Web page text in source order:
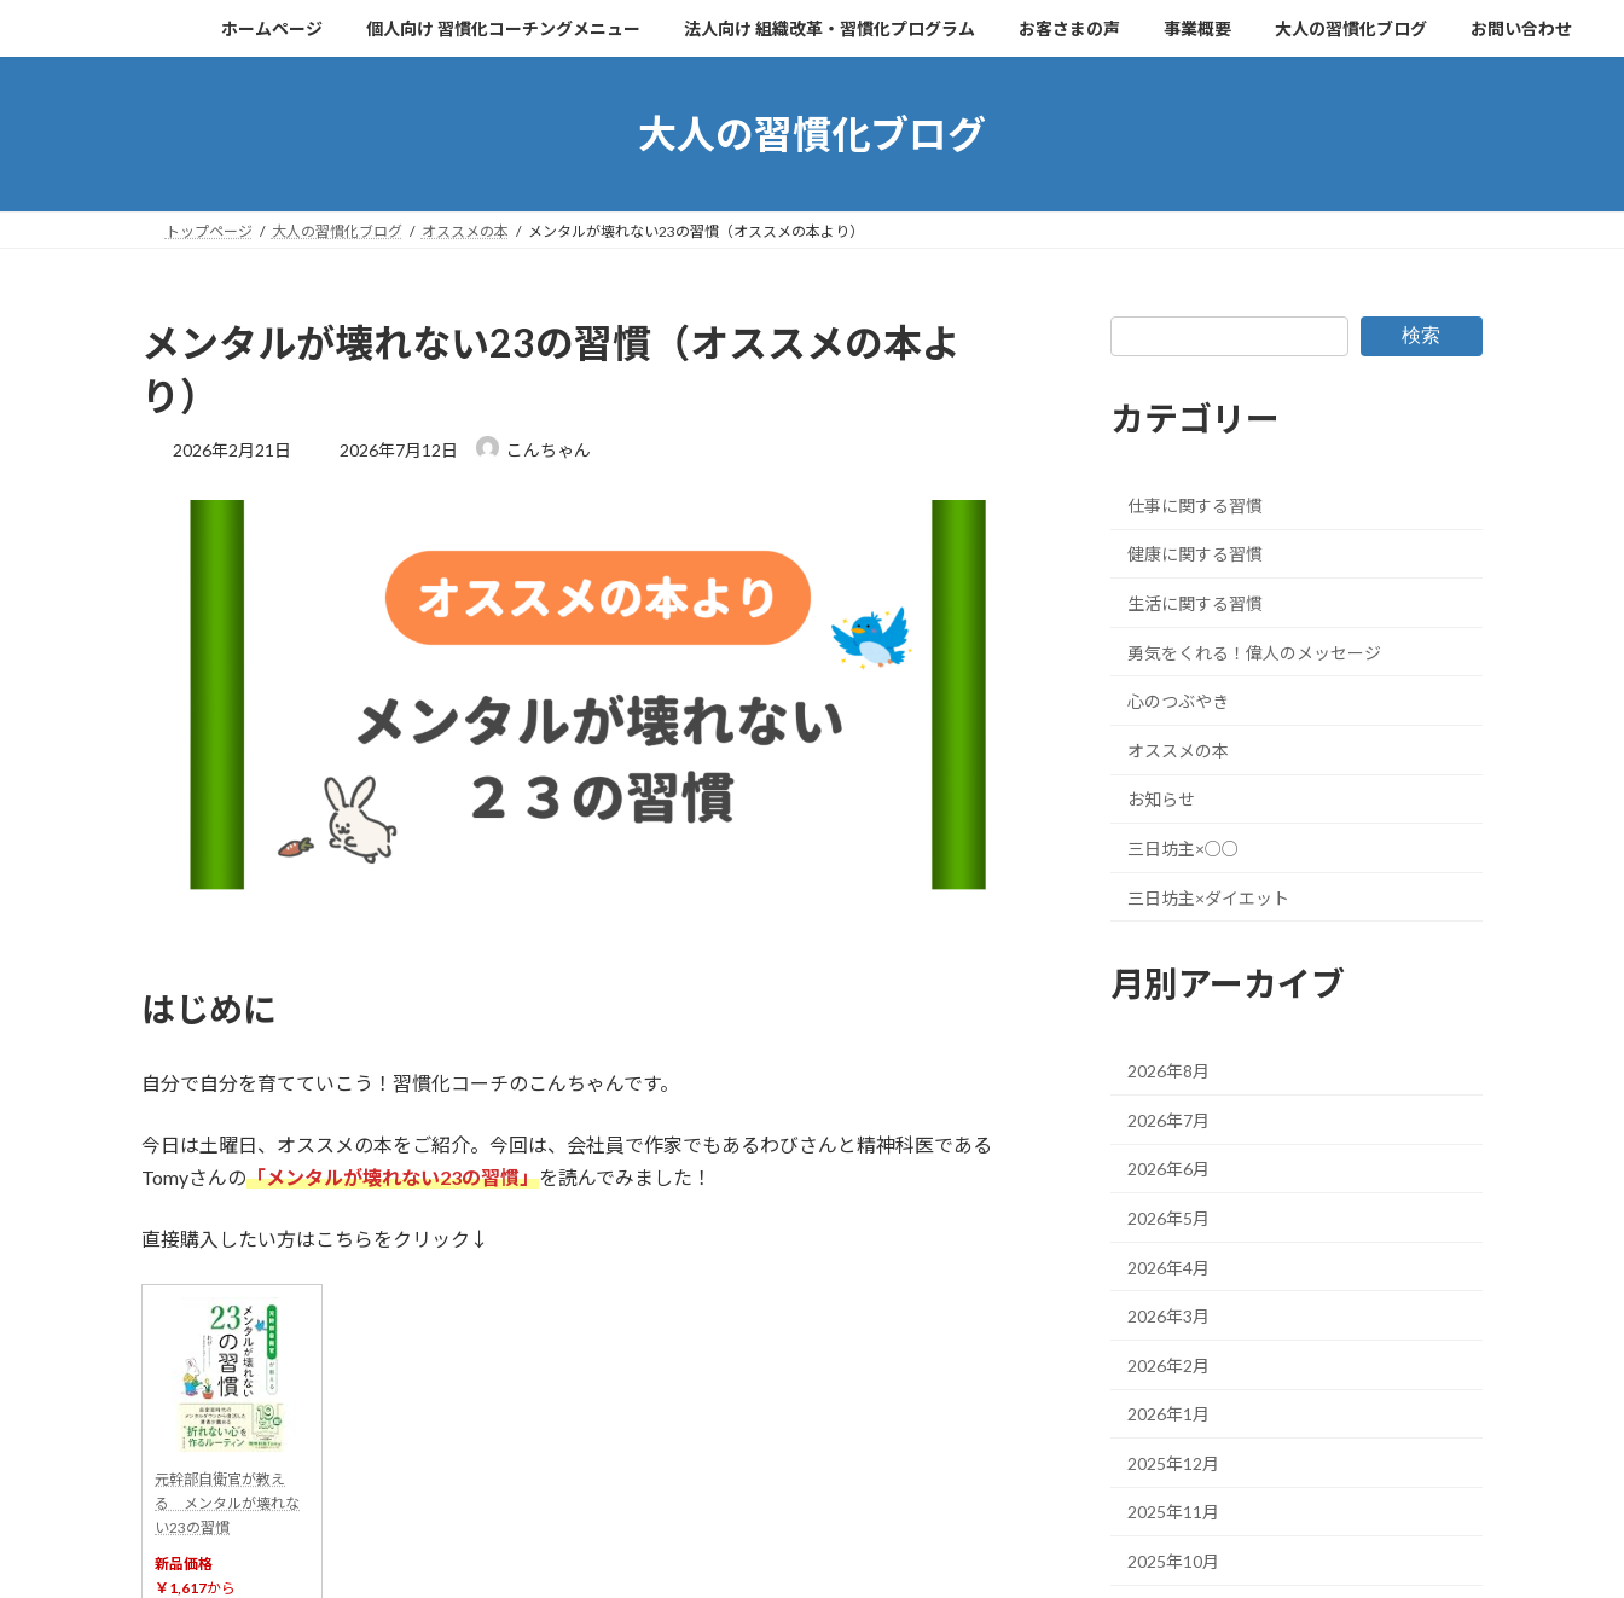
キ
に
ホームページ 個人向け 習慣化コーチングメニュー 法人向け 組織改革・習慣化プログラム お客さまの声 事業概要 大人の習慣化ブログ お問い合わせ
大人の習慣化ブログ
トップページ 大人の習慣化ブログ オススメの本 メンタルが壊れない23の習慣（オススメの本より）
メンタルが壊れない23の習慣（オススメの本よ
り）
2026年2月21日
最
2026年7月12日 こんちゃん
はじめに
自分で自分を育てていこう！習慣化コーチのこんちゃんです。
今日は土曜日、オススメの本をご紹介。今回は、会社員で作家でもあるわびさんと精神科医である
Tomyさんの「メンタルが壊れない23の習慣」を読んでみました！
直接購入したい方はこちらをクリック↓
元幹部自衛官が教え
る メンタルが壊れな
い23の習慣
新品価格
￥1,617から
検索
カテゴリー
仕事に関する習慣
健康に関する習慣
生活に関する習慣
勇気をくれる！偉人のメッセージ
心のつぶやき
オススメの本
お知らせ
三日坊主×○○
三日坊主×ダイエット
月別アーカイブ
2026年8月
2026年7月
2026年6月
2026年5月
2026年4月
2026年3月
2026年2月
2026年1月
2025年12月
2025年11月
2025年10月